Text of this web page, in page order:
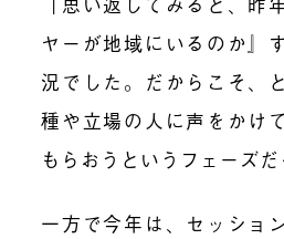
ヤーが地域にいるのか』
況でした。だからこそ、
種や立場の人に声をかけ
もらおうというフェーズだ
一方で今年は、セッショ